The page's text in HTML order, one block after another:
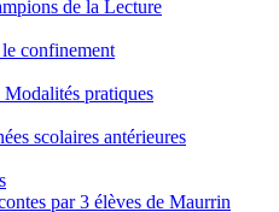
de la Lecture
confinement
pratiques
scolaires antérieures
par 3 élèves de Maurrin